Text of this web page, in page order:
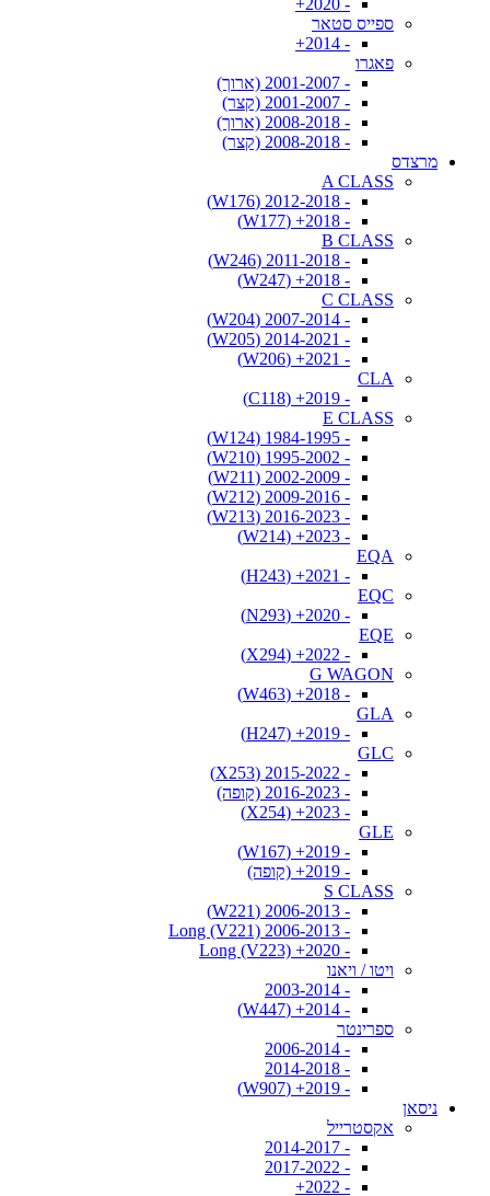
- 2020+
ספייס סטאר
- 2014+
פאגרו
- 2001-2007 (ארוך)
- 2001-2007 (קצר)
- 2008-2018 (ארוך)
- 2008-2018 (קצר)
מרצדס
A CLASS
- 2012-2018 (W176)
- 2018+ (W177)
B CLASS
- 2011-2018 (W246)
- 2018+ (W247)
C CLASS
- 2007-2014 (W204)
- 2014-2021 (W205)
- 2021+ (W206)
CLA
- 2019+ (C118)
E CLASS
- 1984-1995 (W124)
- 1995-2002 (W210)
- 2002-2009 (W211)
- 2009-2016 (W212)
- 2016-2023 (W213)
- 2023+ (W214)
EQA
- 2021+ (H243)
EQC
- 2020+ (N293)
EQE
- 2022+ (X294)
G WAGON
- 2018+ (W463)
GLA
- 2019+ (H247)
GLC
- 2015-2022 (X253)
- 2016-2023 (קופה)
- 2023+ (X254)
GLE
- 2019+ (W167)
- 2019+ (קופה)
S CLASS
- 2006-2013 (W221)
- 2006-2013 Long (V221)
- 2020+ Long (V223)
ויטו / ויאנו
- 2003-2014
- 2014+ (W447)
ספרינטר
- 2006-2014
- 2014-2018
- 2019+ (W907)
ניסאן
אקסטרייל
- 2014-2017
- 2017-2022
- 2022+